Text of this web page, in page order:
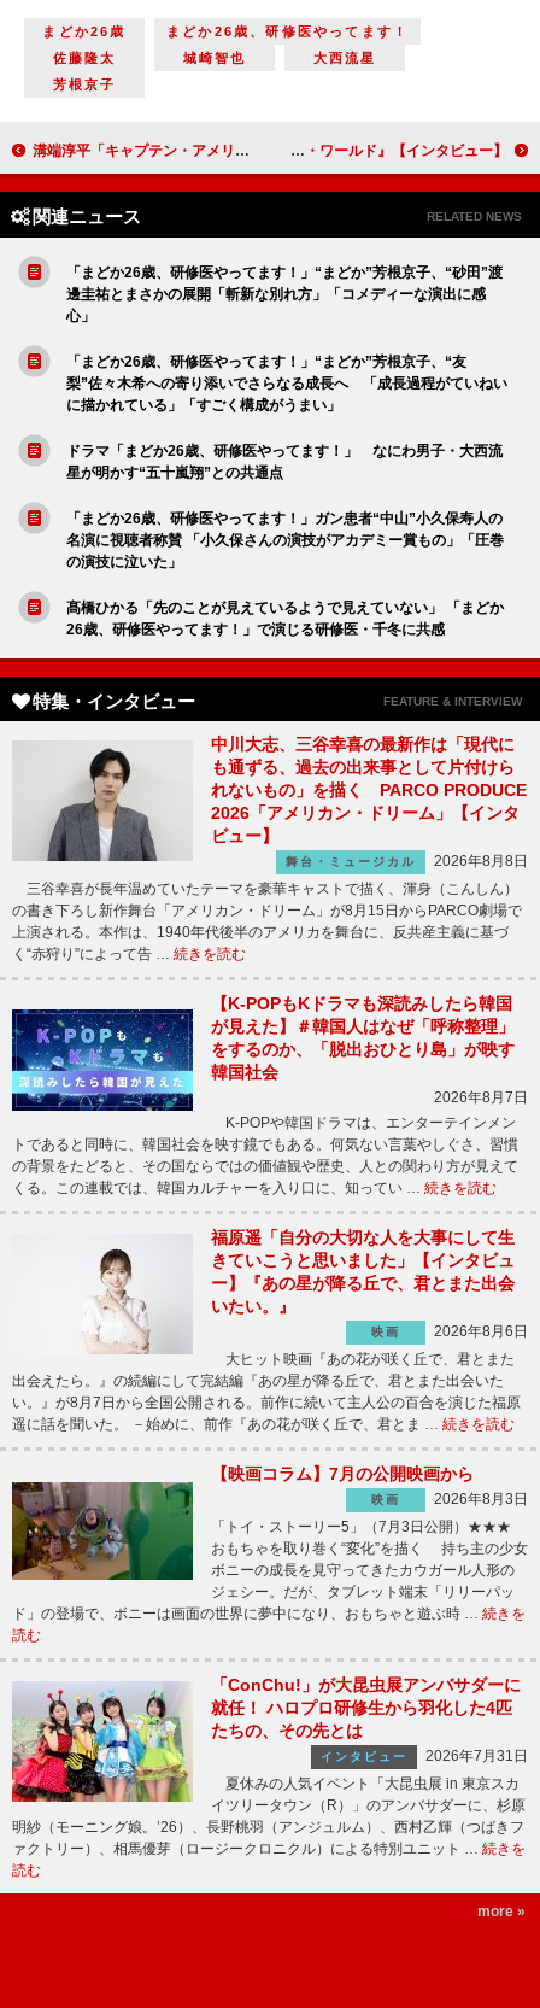
まどか26歳
まどか26歳、研修医やってます！
佐藤隆太
城崎智也
大西流星
芳根京子
溝端淳平「キャプテン・アメリカ対レッドハルクには僕も興奮しました」【インタビュー】『キャプテン・アメリカ：ブレイブ・ニュー・ワールド』 村井國夫「ハリソン・フォードさん的には、レッドハルクに変貌するところが注目です」『キャプテン・アメリカ：ブレイブ・ニュー・ワールド』【インタビュー】
関連ニュース RELATED NEWS
「まどか26歳、研修医やってます！」“まどか”芳根京子、“砂田”渡
邊圭祐とまさかの展開「斬新な別れ方」「コメディーな演出に感
心」
「まどか26歳、研修医やってます！」“まどか”芳根京子、“友
梨”佐々木希への寄り添いでさらなる成長へ 「成長過程がていねい
に描かれている」「すごく構成がうまい」
ドラマ「まどか26歳、研修医やってます！」 なにわ男子・大西流
星が明かす“五十嵐翔”との共通点
「まどか26歳、研修医やってます！」ガン患者“中山”小久保寿人の
名演に視聴者称賛 「小久保さんの演技がアカデミー賞もの」「圧巻
の演技に泣いた」
髙橋ひかる「先のことが見えているようで見えていない」 「まどか
26歳、研修医やってます！」で演じる研修医・千冬に共感
特集・インタビュー FEATURE & INTERVIEW
中川大志、三谷幸喜の最新作は「現代に
も通ずる、過去の出来事として片付けら
れないもの」を描く PARCO PRODUCE
2026「アメリカン・ドリーム」【インタ
ビュー】
舞台・ミュージカル
2026年8月8日
三谷幸喜が長年温めていたテーマを豪華キャストで描く、渾身（こんしん）
の書き下ろし新作舞台「アメリカン・ドリーム」が8月15日からPARCO劇場で
上演される。本作は、1940年代後半のアメリカを舞台に、反共産主義に基づ
く“赤狩り”によって告 … 続きを読む
【K-POPもKドラマも深読みしたら韓国
が見えた】＃韓国人はなぜ「呼称整理」
をするのか、「脱出おひとり島」が映す
韓国社会
2026年8月7日
K-POPや韓国ドラマは、エンターテインメン
トであると同時に、韓国社会を映す鏡でもある。何気ない言葉やしぐさ、習慣
の背景をたどると、その国ならではの価値観や歴史、人との関わり方が見えて
くる。この連載では、韓国カルチャーを入り口に、知ってい … 続きを読む
福原遥「自分の大切な人を大事にして生
きていこうと思いました」【インタビュ
ー】『あの星が降る丘で、君とまた出会
いたい。』
映画
2026年8月6日
大ヒット映画『あの花が咲く丘で、君とまた
出会えたら。』の続編にして完結編『あの星が降る丘で、君とまた出会いた
い。』が8月7日から全国公開される。前作に続いて主人公の百合を演じた福原
遥に話を聞いた。 －始めに、前作『あの花が咲く丘で、君とま … 続きを読む
【映画コラム】7月の公開映画から
映画
2026年8月3日
「トイ・ストーリー5」（7月3日公開）★★★
おもちゃを取り巻く“変化”を描く 持ち主の少女
ボニーの成長を見守ってきたカウガール人形の
ジェシー。だが、タブレット端末「リリーパッ
ド」の登場で、ボニーは画面の世界に夢中になり、おもちゃと遊ぶ時 … 続きを
読む
「ConChu!」が大昆虫展アンバサダーに
就任！ ハロプロ研修生から羽化した4匹
たちの、その先とは
インタビュー
2026年7月31日
夏休みの人気イベント「大昆虫展 in 東京スカ
イツリータウン（R）」のアンバサダーに、杉原
明紗（モーニング娘。’26）、長野桃羽（アンジュルム）、西村乙輝（つばきフ
ァクトリー）、相馬優芽（ロージークロニクル）による特別ユニット … 続きを
読む
more »